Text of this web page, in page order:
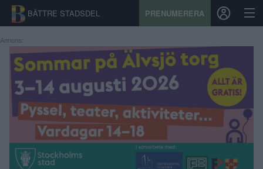
BÄTTRE STADSDEL PRENUMERERA
START
STADSDEL
PRENUMERATION
SPORT
Annons: